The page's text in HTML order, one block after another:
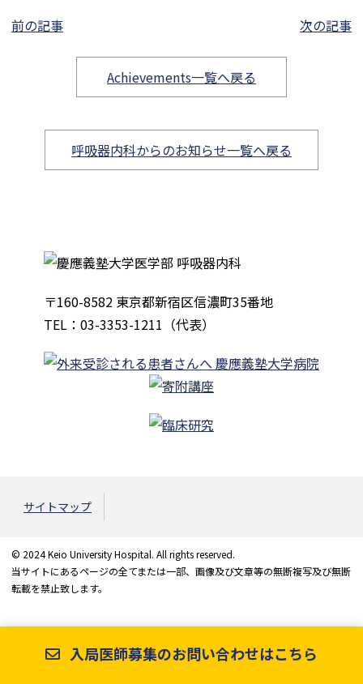
前の記事 次の記事
Achievements一覧へ戻る
呼吸器内科からのお知らせ一覧へ戻る
〒160-8582 東京都新宿区信濃町35番地
TEL：03-3353-1211（代表）
サイトマップ
© 2024 Keio University Hospital. All rights reserved.
当サイトにあるページの全てまたは一部、画像及び文章等の無断複写及び無断
転載を禁止致します。
入局医師募集のお問い合わせはこちら